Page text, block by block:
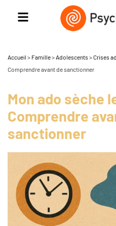
Accueil > Famille> Adolescents >Crises
Comprendre avant de sanctionner
Mon ado sèche
Comprendre
sanctionner